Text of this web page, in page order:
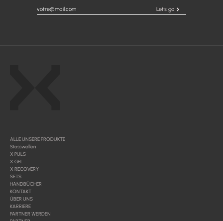
Let's go
ALLE UNSERE PRODUKTE
Stosswellen
X PULS
X GEL
X RECOVERY
SETS
HANDBÜCHER
KONTAKT
ÜBER UNS
KARRIERE
PARTNER WERDEN